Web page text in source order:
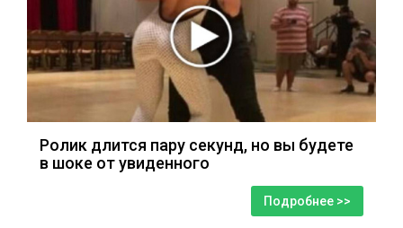
Ролик длится пару секунд, но вы будете
в шоке от увиденного
Подробнее >>